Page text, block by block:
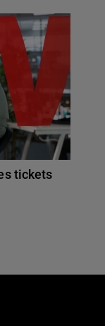
tickets